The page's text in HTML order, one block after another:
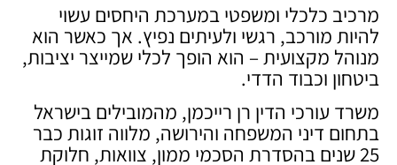
מרכיב כלכלי ומשפטי במערכת היחסים עשוי
להיות מורכב, רגשי ולעיתים נפיץ. אך כאשר הוא
מנוהל מקצועית – הוא הופך לכלי שמייצר יציבות,
ביטחון וכבוד הדדי.
משרד עורכי הדין רן רייכמן, מהמובילים בישראל
בתחום דיני המשפחה והירושה, מלווה זוגות כבר
25 שנים בהסדרת הסכמי ממון, צוואות, חלוקת